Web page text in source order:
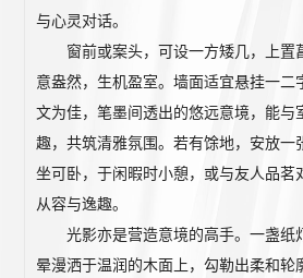
与心灵对话。
窗前或案头，可设一方矮几，上置
意盎然，生机盈室。墙面适宜悬挂一二
文为佳，笔墨间透出的悠远意境，能与
趣，共筑清雅氛围。若有馀地，安放一
坐可卧，于闲暇时小憩，或与友人品茗
从容与逸趣。
光影亦是营造意境的高手。一盏纸
晕漫洒于温润的木面上，勾勒出柔和轮